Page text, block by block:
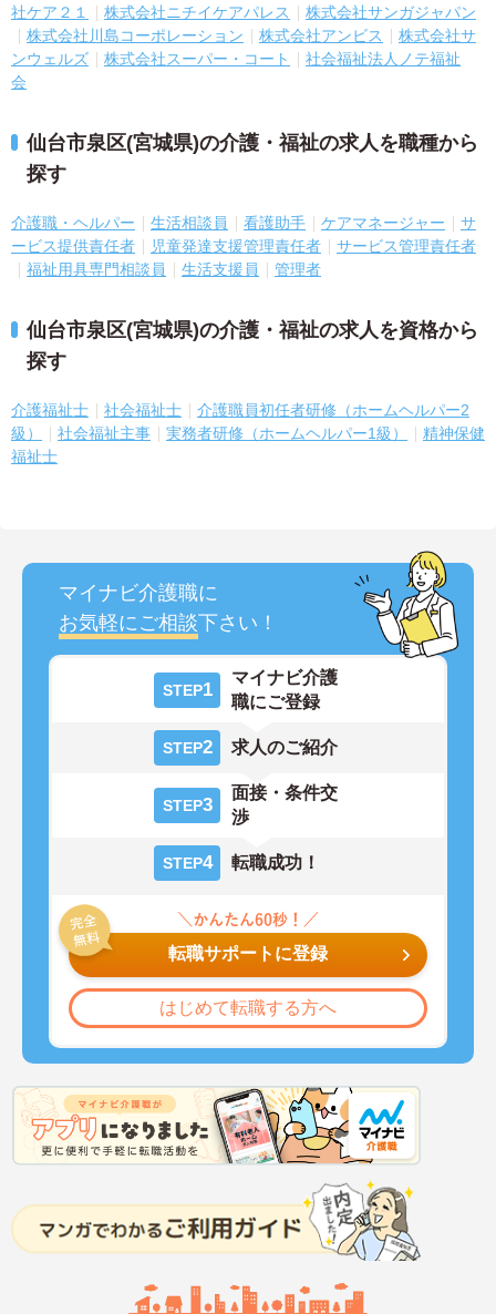
社ケア２１ 株式会社ニチイケアパレス
株式会社サンガジャパン
株式会社川島コーポレーション
株式会社アンビス
株式会社サ
ンウェルズ
株式会社スーパー・コート
社会福祉法人ノテ福祉
会
仙台市泉区(宮城県)の介護・福祉の求人を職種から
探す
介護職・ヘルパー 生活相談員 看護助手 ケアマネージャー
サ
ービス提供責任者
児童発達支援管理責任者
サービス管理責任者
福祉用具専門相談員
生活支援員 管理者
仙台市泉区(宮城県)の介護・福祉の求人を資格から
探す
介護福祉士 社会福祉士
介護職員初任者研修（ホームヘルパー2
級）
社会福祉主事 実務者研修（ホームヘルパー1級）
精神保健
福祉士
マイナビ介護職に
お気軽にご相談下さい！
STEP1
マイナビ介護
職にご登録
STEP2 求人のご紹介
STEP3
面接・条件交
渉
STEP4 転職成功！
転職サポートに登録
はじめて転職する方へ